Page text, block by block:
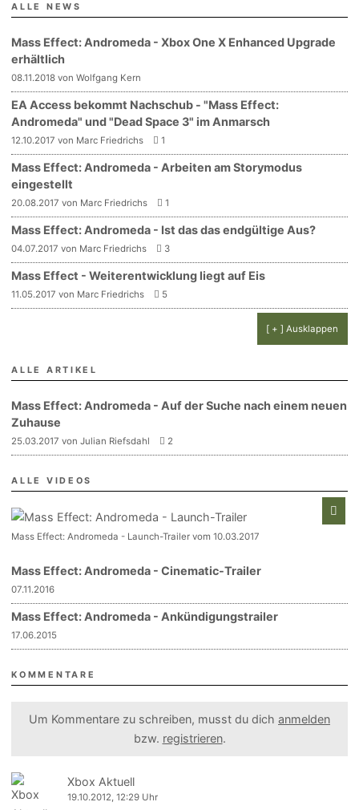
ALLE NEWS
Mass Effect: Andromeda - Xbox One X Enhanced Upgrade
erhältlich
08.11.2018 von Wolfgang Kern
EA Access bekommt Nachschub - "Mass Effect:
Andromeda" und "Dead Space 3" im Anmarsch
12.10.2017 von Marc Friedrichs 1
Mass Effect: Andromeda - Arbeiten am Storymodus
eingestellt
20.08.2017 von Marc Friedrichs 1
Mass Effect: Andromeda - Ist das das endgültige Aus?
04.07.2017 von Marc Friedrichs 3
Mass Effect - Weiterentwicklung liegt auf Eis
11.05.2017 von Marc Friedrichs 5
[ + ] Ausklappen
ALLE ARTIKEL
Mass Effect: Andromeda - Auf der Suche nach einem neuen
Zuhause
25.03.2017 von Julian Riefsdahl 2
ALLE VIDEOS
Mass Effect: Andromeda - Launch-Trailer vom 10.03.2017
Mass Effect: Andromeda - Cinematic-Trailer
07.11.2016
Mass Effect: Andromeda - Ankündigungstrailer
17.06.2015
KOMMENTARE
Um Kommentare zu schreiben, musst du dich anmelden
bzw. registrieren.
Xbox Aktuell
19.10.2012, 12:29 Uhr